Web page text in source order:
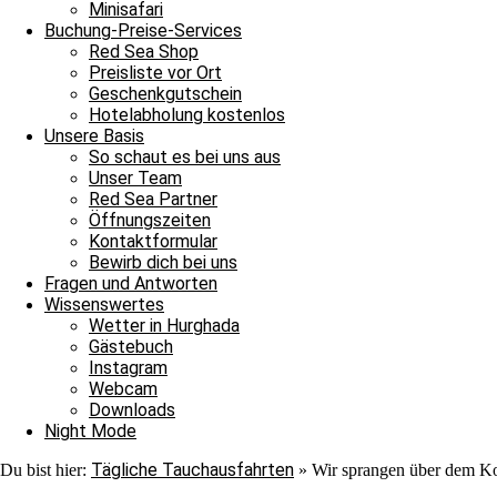
Minisafari
Buchung-Preise-Services
Red Sea Shop
Preisliste vor Ort
Geschenkgutschein
Hotelabholung kostenlos
Unsere Basis
So schaut es bei uns aus
Unser Team
Red Sea Partner
Öffnungszeiten
Kontaktformular
Bewirb dich bei uns
Fragen und Antworten
Wissenswertes
Wetter in Hurghada
Gästebuch
Instagram
Webcam
Downloads
Night Mode
Du bist hier: Tägliche Tauchausfahrten » Wir sprangen über dem
Nach ihrer Show verließen auch sie uns ins Blau. Jedoch war auf
Adlerrochen entdecken, der in der Strömung stand, wie ein Fels in
ebenmäßig Marmoriert und wir konnten ihn von der Nähe
unter einem Stein saß. In unserem Sicherheitsstop begegnete uns
hinschauen sollten, machten wir uns überglücklich auf den Weg
als auch für die Neulinge, denn heute hat unsere Tauschfamilie
viel zu feiern, das heißt schnell auf zur Shaab Stella Bar, denn
Grüße von JJ, Sandra und Janina.
Ganztagesfahrt
Tauchplatz 1: Carlson’s Corner
Tauchplatz 2: Erg Somaya
Tauchplatz 3: Balena
An diesem wunderschönen Sonntagmorgen starteten wir unseren